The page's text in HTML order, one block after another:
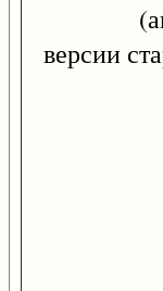
(англ. -
версии